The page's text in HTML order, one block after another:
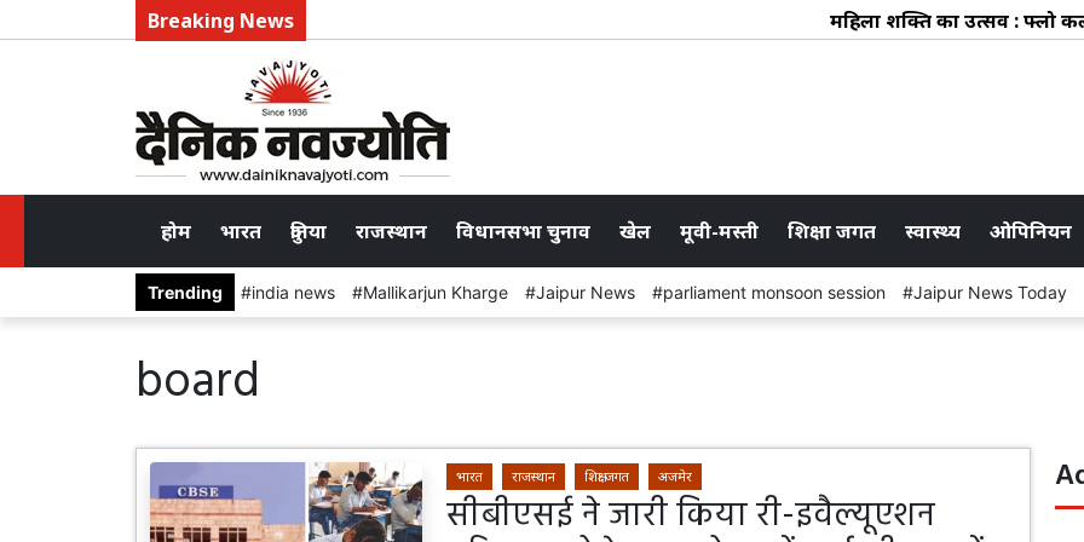
Breaking News महिला शक्ति का उत्सव : फ्लो
होम भारत दुनिया राजस्थान विधानसभा चुनाव खेल मूवी-मस्ती शिक्षा जगत स्वास्थ्य ओपिनियन
Trending india news Mallikarjun Kharge Jaipur News parliament monsoon session Jaipur News Today
board
भारत राजस्थान शिक्षा जगत अजमेर
सीबीएसई ने जारी किया री-इवैल्यूएशन